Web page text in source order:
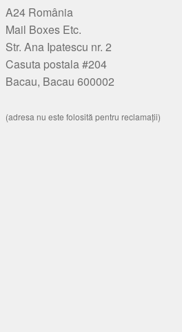
A24 România
Mail Boxes Etc.
Str. Ana Ipatescu nr. 2
Casuta postala #204
Bacau, Bacau 600002
(adresa nu este folosită pentru reclamații)